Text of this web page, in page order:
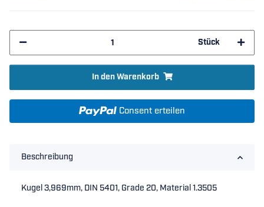
Stück
In den Warenkorb
Consent erteilen
Beschreibung
Kugel 3,969mm, DIN 5401, Grade 20, Material 1.3505